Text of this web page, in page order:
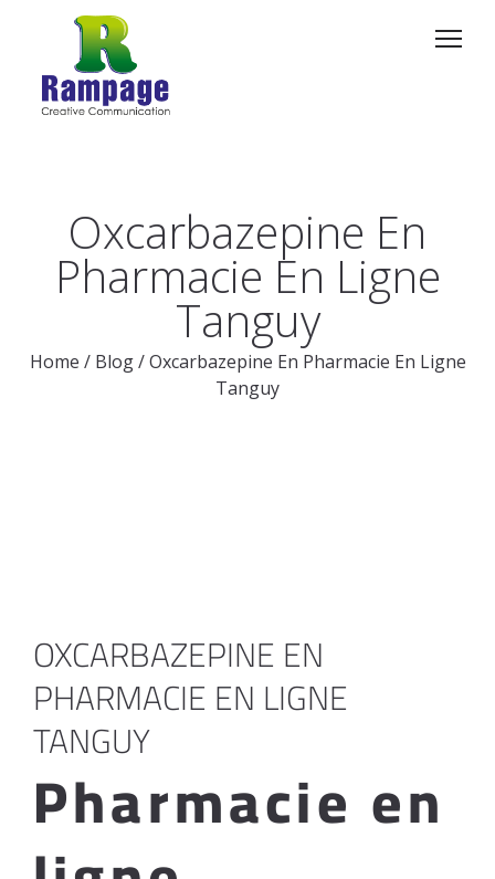
Oxcarbazepine En
Pharmacie En Ligne
Tanguy
Home / Blog /Oxcarbazepine En Pharmacie En Ligne
Tanguy
OXCARBAZEPINE EN
PHARMACIE EN LIGNE
TANGUY
Pharmacie en